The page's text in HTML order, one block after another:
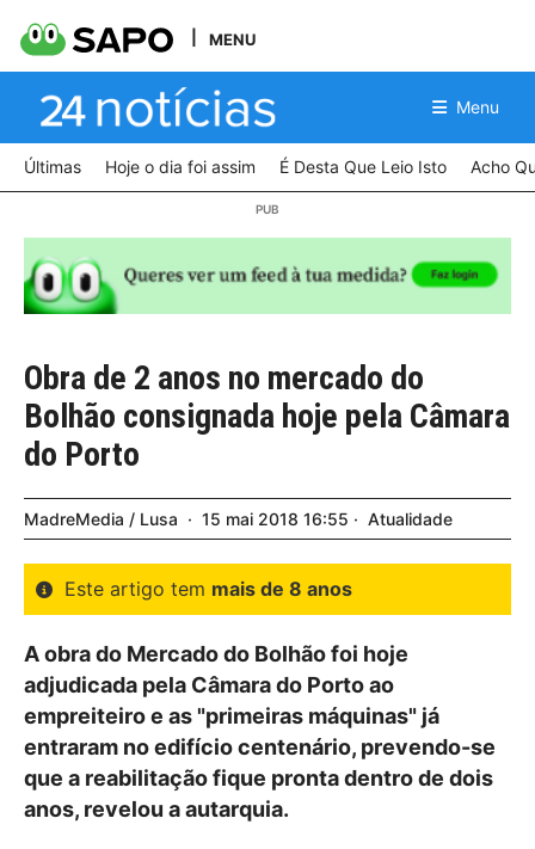
MENU
Menu
Últimas Hoje o dia foi assim É Desta Que Leio Isto Acho
Obra de 2 anos no mercado do
Bolhão consignada hoje pela Câmara
do Porto
MadreMedia / Lusa 15 mai 2018 16:55 Atualidade
Este artigo tem mais de 8 anos
A obra do Mercado do Bolhão foi hoje
adjudicada pela Câmara do Porto ao
empreiteiro e as "primeiras máquinas" já
entraram no edifício centenário, prevendo-se
que a reabilitação fique pronta dentro de dois
anos, revelou a autarquia.